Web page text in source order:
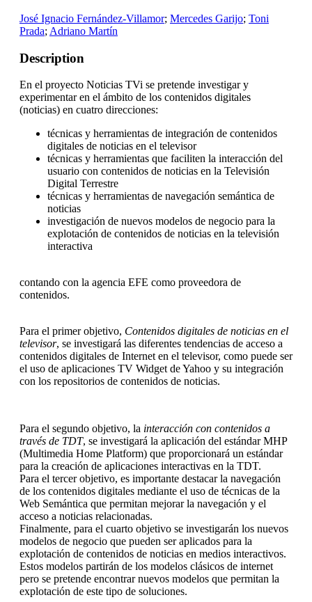
José Ignacio Fernández-Villamor; Mercedes Garijo; Toni
Prada; Adriano Martín
Description
En el proyecto Noticias TVi se pretende investigar y
experimentar en el ámbito de los contenidos digitales
(noticias) en cuatro direcciones:
técnicas y herramientas de integración de contenidos
digitales de noticias en el televisor
técnicas y herramientas que faciliten la interacción del
usuario con contenidos de noticias en la Televisión
Digital Terrestre
técnicas y herramientas de navegación semántica de
noticias
investigación de nuevos modelos de negocio para la
explotación de contenidos de noticias en la televisión
interactiva
contando con la agencia EFE como proveedora de
contenidos.
Para el primer objetivo, Contenidos digitales de noticias en el
televisor, se investigará las diferentes tendencias de acceso a
contenidos digitales de Internet en el televisor, como puede ser
el uso de aplicaciones TV Widget de Yahoo y su integración
con los repositorios de contenidos de noticias.
Para el segundo objetivo, la interacción con contenidos a
través de TDT, se investigará la aplicación del estándar MHP
(Multimedia Home Platform) que proporcionará un estándar
para la creación de aplicaciones interactivas en la TDT.
Para el tercer objetivo, es importante destacar la navegación
de los contenidos digitales mediante el uso de técnicas de la
Web Semántica que permitan mejorar la navegación y el
acceso a noticias relacionadas.
Finalmente, para el cuarto objetivo se investigarán los nuevos
modelos de negocio que pueden ser aplicados para la
explotación de contenidos de noticias en medios interactivos.
Estos modelos partirán de los modelos clásicos de internet
pero se pretende encontrar nuevos modelos que permitan la
explotación de este tipo de soluciones.